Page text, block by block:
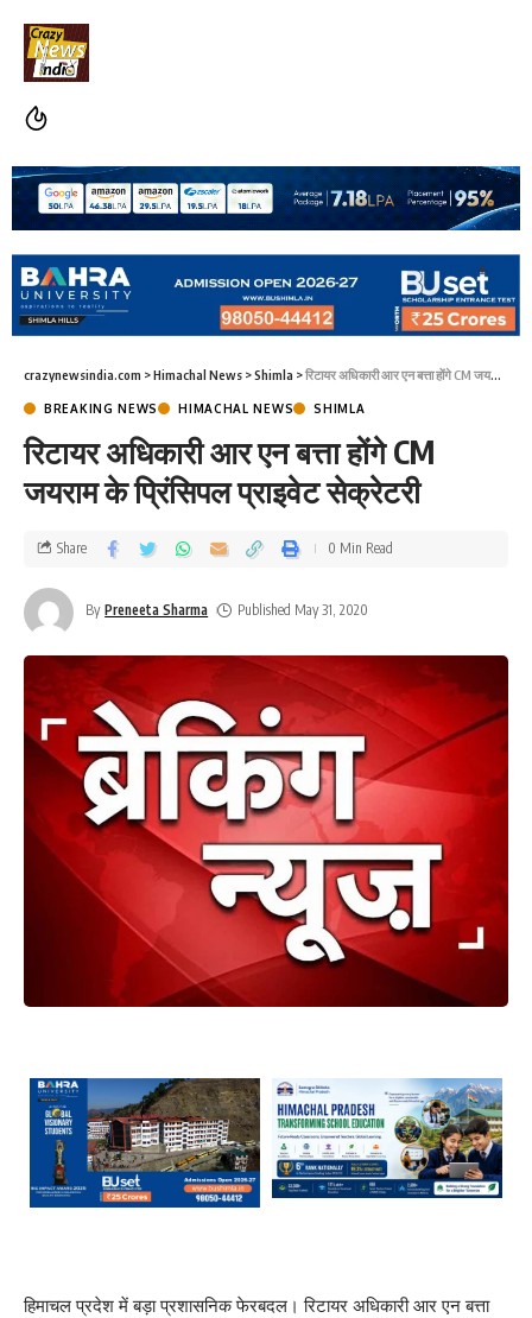
crazynewsindia.com >Himachal News >Shimla >रिटायर अधिकारी आर एन बत्ता होंगे CM जयराम के प्रिंसिपल प्राइवेट सेक्रेटरी
BREAKING NEWS HIMACHAL NEWS SHIMLA
रिटायर अधिकारी आर एन बत्ता होंगे CM
जयराम के प्रिंसिपल प्राइवेट सेक्रेटरी
By Preneeta Sharma Published May 31, 2020
Share 0 Min Read
हिमाचल प्रदेश में बड़ा प्रशासनिक फेरबदल। रिटायर अधिकारी आर एन बत्ता